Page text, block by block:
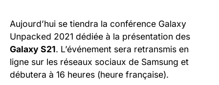
Aujourd’hui se tiendra la conférence Galaxy
Unpacked 2021 dédiée à la présentation des
Galaxy S21. L’événement sera retransmis en
ligne sur les réseaux sociaux de Samsung et
débutera à 16 heures (heure française).